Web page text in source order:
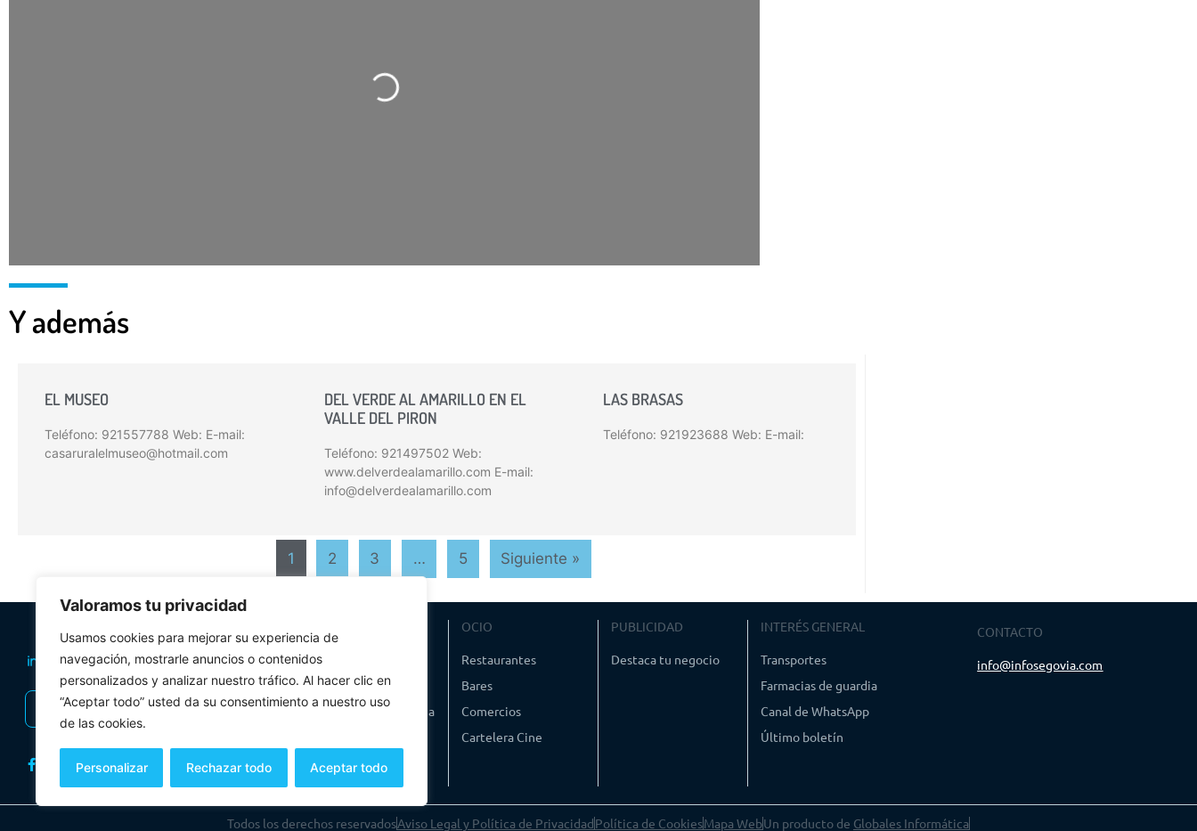
Valoramos tu privacidad
Usamos cookies para mejorar su experiencia de
navegación, mostrarle anuncios o contenidos
personalizados y analizar nuestro tráfico. Al hacer clic en
“Aceptar todo” usted da su consentimiento a nuestro uso
de las cookies.
Personalizar Rechazar todo Aceptar todo
Cargando…
Y además
EL MUSEO
Teléfono: 921557788 Web: E-mail:
casaruralelmuseo@hotmail.com
DEL VERDE AL AMARILLO EN EL
VALLE DEL PIRON
Teléfono: 921497502 Web:
www.delverdealamarillo.com E-mail:
info@delverdealamarillo.com
LAS BRASAS
Teléfono: 921923688 Web: E-mail:
1 2 3 … 5 Siguiente »
INSCRIBIRSE AL BOLETÍN
Oficinas de turismo
Visitas Guiadas
Folletos y multimedia
OCIO
Restaurantes
Bares
Comercios
Cartelera Cine
PUBLICIDAD
Destaca tu negocio
INTERÉS GENERAL
Transportes
Farmacias de guardia
Canal de WhatsApp
Último boletín
CONTACTO
info@infosegovia.com
Todos los derechos reservadosAviso Legal y Política de PrivacidadPolítica de CookiesMapa WebUn producto de Globales Informática